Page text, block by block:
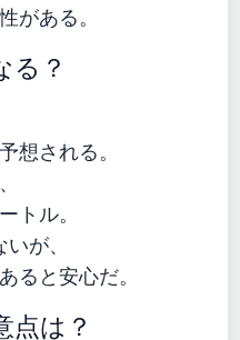
がある。
る？
想される。
トル。
が、
ると安心だ。
点は？